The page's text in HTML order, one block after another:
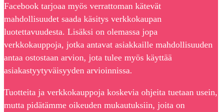
Facebook tarjoaa myös verrattoman kätevät
mahdollisuudet saada käsitys verkkokaupan
luotettavuudesta. Lisäksi on olemassa jopa
verkkokauppoja, jotka antavat asiakkaille mahdollisuuden
antaa ostostaan arvion, jota tulee myös käyttää
asiakastyytyväisyyden arvioinnissa.
Tuotteita ja verkkokauppoja koskevia ohjeita tuetaan usein,
mutta pidätämme oikeuden mukautuksiin, joita on